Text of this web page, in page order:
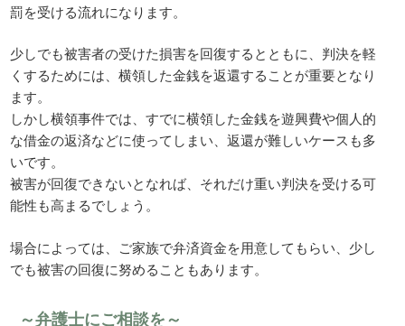
罰を受ける流れになります。
少しでも被害者の受けた損害を回復するとともに、判決を軽
くするためには、横領した金銭を返還することが重要となり
ます。
しかし横領事件では、すでに横領した金銭を遊興費や個人的
な借金の返済などに使ってしまい、返還が難しいケースも多
いです。
被害が回復できないとなれば、それだけ重い判決を受ける可
能性も高まるでしょう。
場合によっては、ご家族で弁済資金を用意してもらい、少し
でも被害の回復に努めることもあります。
～弁護士にご相談を～